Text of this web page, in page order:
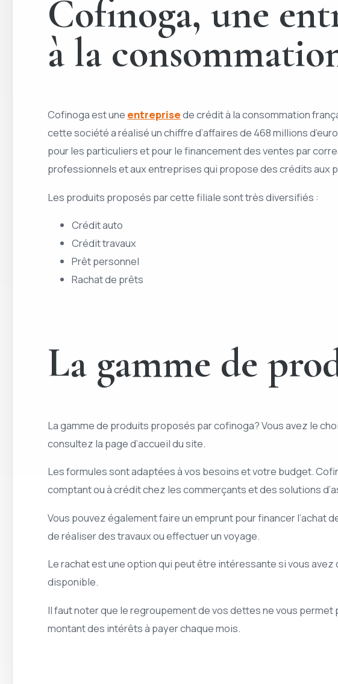
Cofinoga, une
à la
Cofinoga est une entreprisede crédit à la consommation
cette société a réalisé un chiffre d’affaires de 468 millions
pour les particuliers et pour le financement des ventes par
professionnels et aux entreprises qui propose des crédits
Les produits proposés par cette filiale sont très diversifiés :
Crédit auto
Crédit travaux
Prêt personnel
Rachat de prêts
La gamme de
La gamme de produits proposés par cofinoga? Vous avez le
consultez la page d’accueil du site.
Les formules sont adaptées à vos besoins et votre budget.
comptant ou à crédit chez les commerçants et des solutions
Vous pouvez également faire un emprunt pour financer
de réaliser des travaux ou effectuer un voyage.
Le rachat est une option qui peut être intéressante si vous
disponible.
Il faut noter que le regroupement de vos dettes ne vous
montant des intérêts à payer chaque mois.